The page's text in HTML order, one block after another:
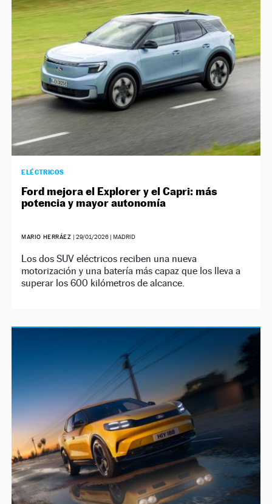
NEWSLETTER
ELÉCTRICOS
Ford mejora el Explorer y el Capri: más
potencia y mayor autonomía
MARIO HERRÁEZ | 29/01/2026| MADRID
Los dos SUV eléctricos reciben una nueva
motorización y una batería más capaz que los lleva a
superar los 600 kilómetros de alcance.